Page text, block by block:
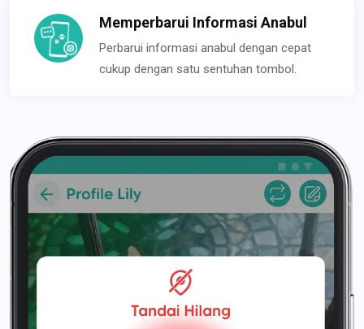
Memperbarui Informasi Anabul
Perbarui informasi anabul dengan cepat
cukup dengan satu sentuhan tombol.